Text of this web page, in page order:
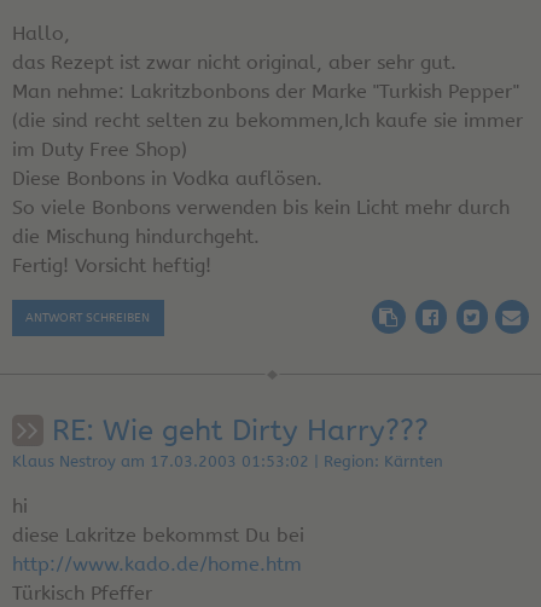
Hallo,
das Rezept ist zwar nicht original, aber sehr gut.
Man nehme: Lakritzbonbons der Marke "Turkish Pepper"
(die sind recht selten zu bekommen,Ich kaufe sie immer
im Duty Free Shop)
Diese Bonbons in Vodka auflösen.
So viele Bonbons verwenden bis kein Licht mehr durch
die Mischung hindurchgeht.
Fertig! Vorsicht heftig!
ANTWORT SCHREIBEN
RE: Wie geht Dirty Harry???
Klaus Nestroy am 17.03.2003 01:53:02 | Region: Kärnten
hi
diese Lakritze bekommst Du bei
http://www.kado.de/home.htm
Türkisch Pfeffer